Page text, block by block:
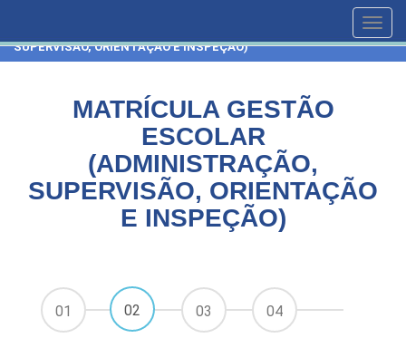
SUPERVISÃO, ORIENTAÇÃO E INSPEÇÃO)
MATRÍCULA GESTÃO
ESCOLAR
(ADMINISTRAÇÃO,
SUPERVISÃO, ORIENTAÇÃO
E INSPEÇÃO)
01 02 03 04